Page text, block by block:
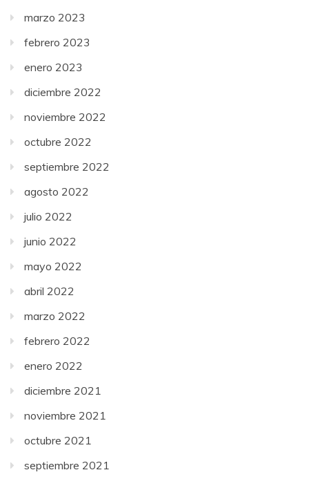
marzo 2023
febrero 2023
enero 2023
diciembre 2022
noviembre 2022
octubre 2022
septiembre 2022
agosto 2022
julio 2022
junio 2022
mayo 2022
abril 2022
marzo 2022
febrero 2022
enero 2022
diciembre 2021
noviembre 2021
octubre 2021
septiembre 2021